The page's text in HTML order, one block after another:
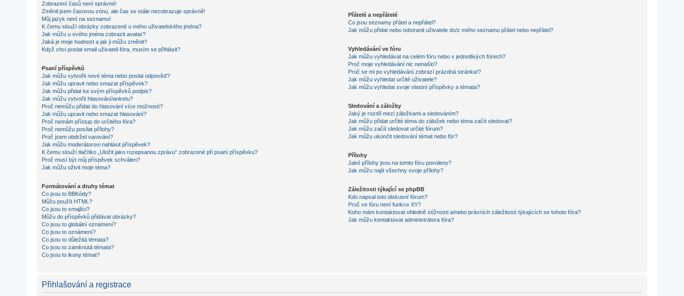
Zobrazení časů není správné!
Změnil jsem časovou zónu, ale čas se stále nezobrazuje správně!
Můj jazyk není na seznamu!
K čemu slouží obrázky zobrazené u mého uživatelského jména?
Jak můžu u svého jména zobrazit avatar?
Jaká je moje hodnost a jak ji můžu změnit?
Když chci poslat email uživateli fóra, musím se přihlásit?
Psaní příspěvků
Jak můžu vytvořit nové téma nebo poslat odpověď?
Jak můžu upravit nebo smazat příspěvek?
Jak můžu přidat ke svým příspěvků podpis?
Jak můžu vytvořit hlasování/anketu?
Proč nemůžu přidat do hlasování více možností?
Jak můžu upravit nebo smazat hlasování?
Proč nemám přístup do určitého fóra?
Proč nemůžu posílat přílohy?
Proč jsem obdržel varování?
Jak můžu moderátorovi nahlásit příspěvek?
K čemu slouží tlačítko „Uložit jako rozepsanou zprávu“ zobrazené při psaní příspěvku?
Proč musí být můj příspěvek schválen?
Jak můžu oživit moje téma?
Formátování a druhy témat
Co jsou to BBKódy?
Můžu použít HTML?
Co jsou to smajlíci?
Můžu do příspěvků přidávat obrázky?
Co jsou to globální oznámení?
Co jsou to oznámení?
Co jsou to důležitá témata?
Co jsou to zamknutá témata?
Co jsou to ikony témat?
Přátelé a nepřátelé
Co jsou seznamy přátel a nepřátel?
Jak můžu přidat nebo odstranit uživatele do/z mého seznamu přátel nebo nepřátel?
Vyhledávání ve fóru
Jak můžu vyhledávat na celém fóru nebo v jednotlivých fórech?
Proč moje vyhledávání nic nenašlo?
Proč se mi po vyhledávání zobrazí prázdná stránka!?
Jak můžu vyhledat určité uživatele?
Jak můžu vyhledat svoje vlastní příspěvky a témata?
Sledování a záložky
Jaký je rozdíl mezi záložkami a sledováním?
Jak můžu přidat určité téma do záložek nebo téma začít sledovat?
Jak můžu začít sledovat určité fórum?
Jak můžu ukončit sledování témat nebo fór?
Přílohy
Jaké přílohy jsou na tomto fóru povoleny?
Jak můžu najít všechny svoje přílohy?
Záležitosti týkající se phpBB
Kdo napsal toto diskusní fórum?
Proč ve fóru není funkce XY?
Koho mám kontaktovat ohledně stížnosti a/nebo právních záležitostí týkajících se tohoto fóra?
Jak můžu kontaktovat administrátora fóra?
Přihlašování a registrace